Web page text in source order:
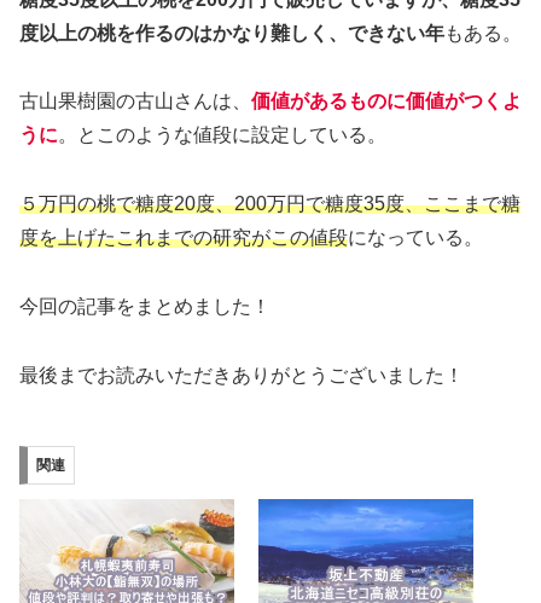
度以上の桃を作るのはかなり難しく、できない年もある。
古山果樹園の古山さんは、 価値があるものに価値がつくよ
うに。とこのような値段に設定している。
５万円の桃で糖度20度、200万円で糖度35度、ここまで糖
度を上げたこれまでの研究がこの値段になっている。
今回の記事をまとめました！
最後までお読みいただきありがとうございました！
関連